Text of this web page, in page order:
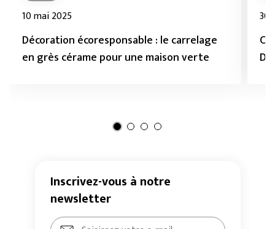
10 mai 2025
Décoration écoresponsable : le carrelage
en grès cérame pour une maison verte
30
Inscrivez-vous à notre
newsletter